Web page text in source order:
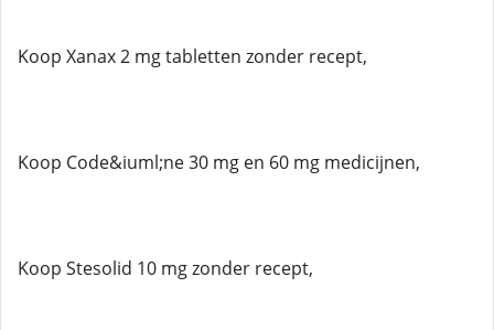
Koop Xanax 2 mg tabletten zonder recept,
Koop Code&iuml;ne 30 mg en 60 mg medicijnen,
Koop Stesolid 10 mg zonder recept,